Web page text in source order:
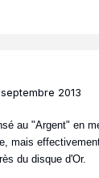
septembre 2013
au "Argent" en
mais
du disque d'Or.